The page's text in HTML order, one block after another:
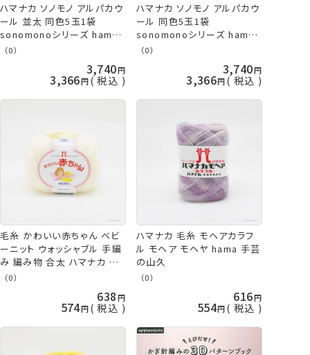
ハマナカ ソノモノ アルパカウ
ール 並太 同色5玉1袋
sonomonoシリーズ hama
手芸の山久
（0）
3,740
3,366 税込
ハマナカ ソノモノ アルパカウ
ール 同色5玉1袋
sonomonoシリーズ hama
手芸の山久
（0）
3,740
3,366 税込
毛糸 かわいい赤ちゃん ベビ
ーニット ウォッシャブル 手編
み 編み物 合太 ハマナカ 手
芸の山久
（0）
638
574 税込
ハマナカ 毛糸 モヘアカラフ
ル モヘア モヘヤ hama 手芸
の山久
（0）
616
554 税込